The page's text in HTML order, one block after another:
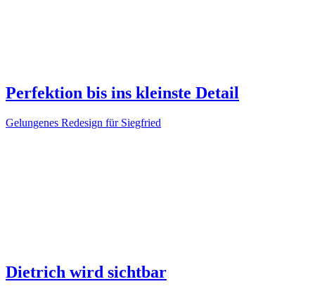
Perfektion bis ins kleinste Detail
Gelungenes Redesign für Siegfried
Dietrich wird sichtbar